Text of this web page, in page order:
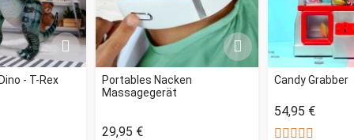
- T-Rex
Portables Nacken
Massagegerät
29,95 €
Candy Grabber
54,95 €